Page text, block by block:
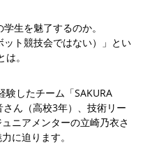
生を魅了するのか。
ト競技会ではない）」とい
。
験したチーム「SAKURA
ん（高校3年）、技術リー
ニアメンターの立崎乃衣さ
に迫ります。